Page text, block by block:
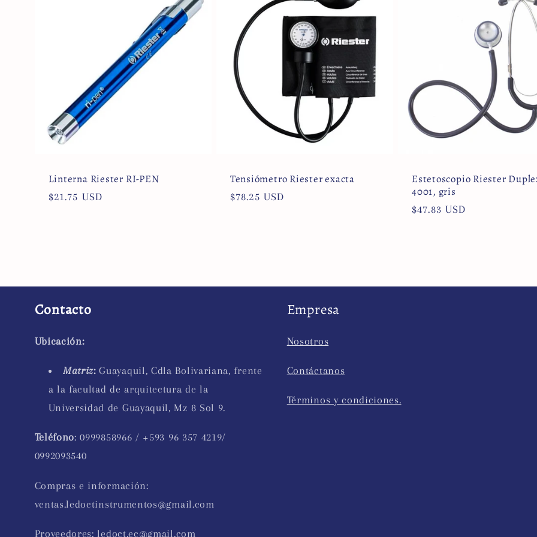
Linterna Riester RI-PEN
Precio
$21.75 USD
Tensiómetro Riester exacta
Precio
$78.25 USD
Estetoscopio Riester
4001, gris
Precio
$47.83 USD
Contacto
Ubicación:
Matriz:Guayaquil, Cdla Bolivariana, frente
a la facultad de arquitectura de la
Universidad de Guayaquil, Mz 8 Sol 9.
Teléfono: 0999858966 / +593 96 357 4219/
0992093540
Compras e información:
ventas.ledoctinstrumentos@gmail.com
Proveedores: ledoct.ec@gmail.com
Empresa
Nosotros
Contáctanos
Términos y condiciones.